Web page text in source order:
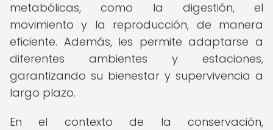
metabólicas, como la digestión, el
movimiento y la reproducción, de manera
eficiente. Además, les permite adaptarse a
diferentes ambientes y estaciones,
garantizando su bienestar y supervivencia a
largo plazo.
En el contexto de la conservación,